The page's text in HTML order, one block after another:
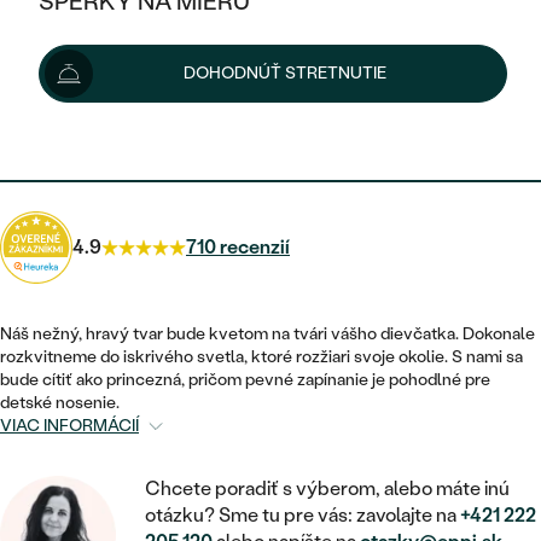
KOMBINOVANÉ ZLATO
PODĽA ŠTÝLU
ETERNITY
VINTAGE
NETRADIČNÉ
TEPANÉ
POSTRANNÉ DRAHOKAMY
HALO
VINTAGE
SET ZÁSNUBNÉHO PRSTEŇA A
NETRADIČNÉ
ZOSTAVTE SI PRSTEŇ
ZAČAŤ S PRSTEŇOM
VÝPREDAJ
ŠPERKY ČO POMÁHAJÚ
PODĽA TYPU
NÁUŠNICE
PRSTENE
PRÍVESKY
NÁRAMKY
PÁNSKE ŠPERKY
PLATINOVÉ
NAPICHOVACIE
KRUHOVÉ
MINIMALISTICKÉ
VISIACE
SOLITÉR
V TVARE SRDCA
ZLATÉ
STRIEBORNÉ
PODĽA ŠTÝLU
SOLITÉR
NARODENIE DIEŤAŤA
PERSONALIZOVANÉ
MINIMALISTICKÉ
VÝPREDAJ
ZLATÉ
STRIEBORNÉ
PODĽA ŠTÝLU
ETERNITY
MINIMALISTICKÉ
DOHODNÚŤ STRETNUTIE
384 €
Možnosti doručenia
4.9 710 recenzií
Náš nežný, hravý tvar bude kvetom na tvári vášho dievčatka. Dokonale
rozkvitneme do iskrivého svetla, ktoré rozžiari svoje okolie. S nami sa
bude cítiť ako princezná, pričom pevné zapínanie je pohodlné pre
detské nosenie.
VIAC INFORMÁCIÍ
Chcete poradiť s výberom, alebo máte inú
otázku? Sme tu pre vás: zavolajte na+421 222